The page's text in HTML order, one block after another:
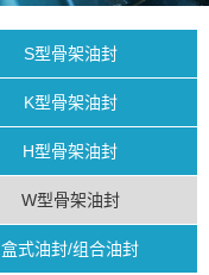
S型骨架油封
K型骨架油封
H型骨架油封
W型骨架油封
盒式油封/组合油封